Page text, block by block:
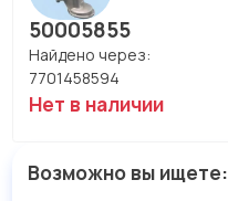
50005855
Найдено через:
7701458594
Нет в наличии
Возможно вы ищете: